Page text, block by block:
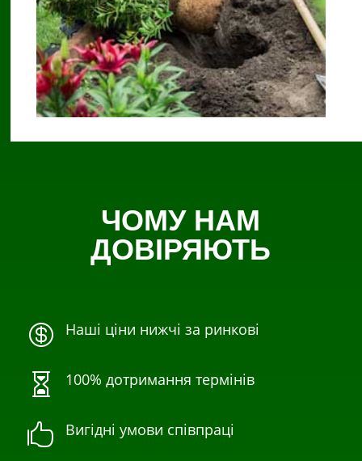
ЧОМУ НАМ
ДОВІРЯЮТЬ
 Наші ціни нижчі за ринкові
 100% дотримання термінів
 Вигідні умови співпраці